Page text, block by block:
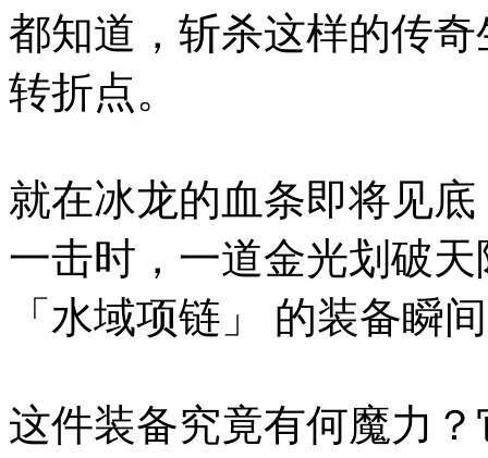
都知道，斩杀这样的传
转折点。
就在冰龙的血条即将见
一击时，一道金光划破
「水域项链」 的装备瞬
这件装备究竟有何魔力